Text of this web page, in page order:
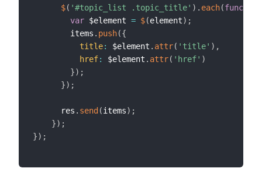
$( '#topic_list .topic_title' ) . each(function
var $element = $(element) ;
        items
. push({
title: $element . attr( 'title' ) ,
href: $element . attr( 'href' )
}) ;
}) ;
      res
. send (items) ;
}) ;
}) ;